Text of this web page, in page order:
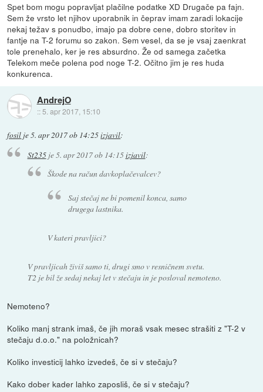
Spet bom mogu popravljat plačilne podatke XD Drugače pa fajn.
Sem že vrsto let njihov uporabnik in čeprav imam zaradi lokacije
nekaj težav s ponudbo, imajo pa dobre cene, dobro storitev in
fantje na T-2 forumu so zakon. Sem vesel, da se je vsaj zaenkrat
tole prenehalo, ker je res absurdno. Že od samega začetka
Telekom meče polena pod noge T-2. Očitno jim je res huda
konkurenca.
AndrejO
:: 5. apr 2017, 15:10
fosil je5. apr 2017 ob 14:25izjavil:
St235je5. apr 2017 ob 14:15izjavil:
Škode na račun davkoplačevalcev?
Saj stečaj ne bi pomenil konca, samo
drugega lastnika.
V kateri pravljici?
V pravljicah živiš samo ti, drugi smo v resničnem svetu.
T2 je bil že sedaj nekaj let v stečaju in je posloval nemoteno.
Nemoteno?
Koliko manj strank imaš, če jih moraš vsak mesec strašiti z "T-2 v
stečaju d.o.o." na položnicah?
Koliko investicij lahko izvedeš, če si v stečaju?
Kako dober kader lahko zaposliš, če si v stečaju?